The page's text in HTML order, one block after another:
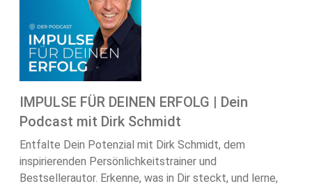
IMPULSE FÜR DEINEN ERFOLG | Dein
Podcast mit Dirk Schmidt
Entfalte Dein Potenzial mit Dirk Schmidt, dem
inspirierenden Persönlichkeitstrainer und
Bestsellerautor. Erkenne, was in Dir steckt, und lerne,